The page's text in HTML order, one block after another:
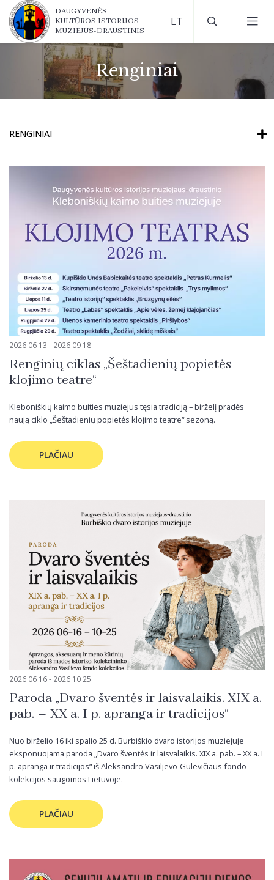
Parodos muziejuje
Virtualios parodos
DAUGYVENĖS
KULTŪROS ISTORIJOS
MUZIEJUS-DRAUSTINIS
Renginiai
RENGINIAI
Renginiai
Parodos muziejuje
Virtualios parodos
2026 06 13 - 2026 09 18
Renginių ciklas „Šeštadienių popietės
klojimo teatre“
Kleboniškių kaimo buities muziejus tęsia tradiciją – birželį pradės
naują ciklo „Šeštadienių popietės klojimo teatre“ sezoną.
PLAČIAU
2026 06 16 - 2026 10 25
Paroda „Dvaro šventės ir laisvalaikis. XIX a.
pab. – XX a. I p. apranga ir tradicijos“
Nuo birželio 16 iki spalio 25 d. Burbiškio dvaro istorijos muziejuje
eksponuojama paroda „Dvaro šventės ir laisvalaikis. XIX a. pab. – XX a. I
p. apranga ir tradicijos“ iš Aleksandro Vasiljevo-Gulevičiaus fondo
kolekcijos saugomos Lietuvoje.
PLAČIAU